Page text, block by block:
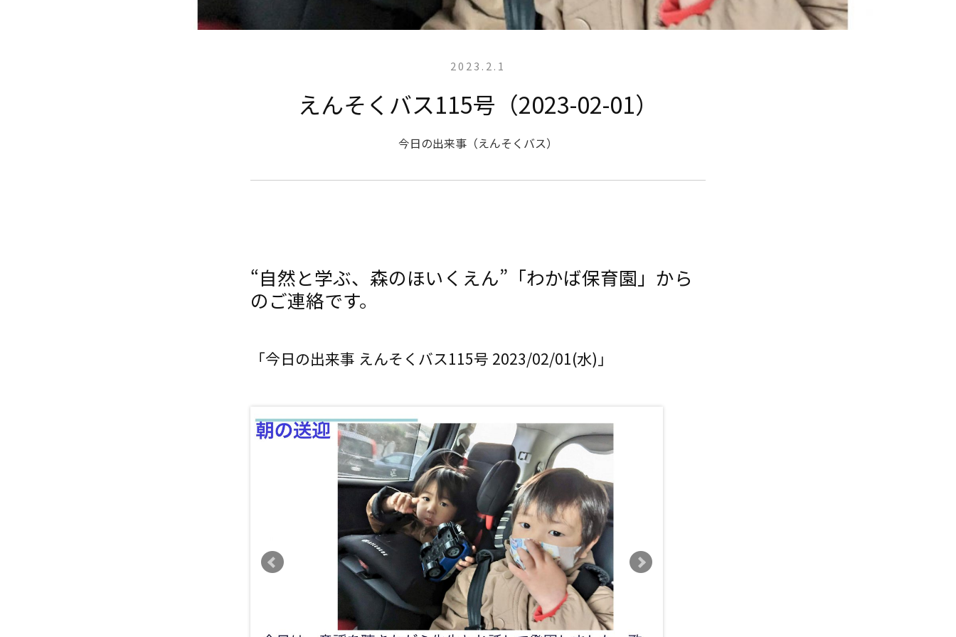
2023.2.1
えんそくバス115号（2023-02-01）
今日の出来事（えんそくバス）
“自然と学ぶ、森のほいくえん”「わかば保育園」から
のご連絡です。
「今日の出来事 えんそくバス115号 2023/02/01(水)」